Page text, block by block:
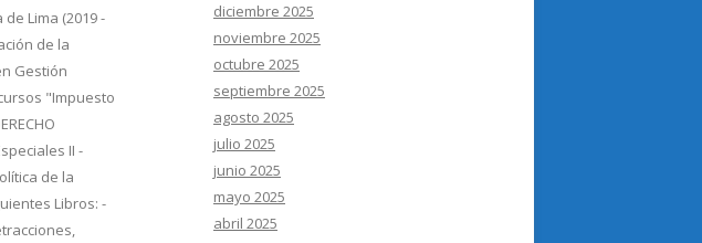
Lima (2019 -
de la
Gestión
"Impuesto
II -
de la
Libros: -
diciembre 2025
noviembre 2025
octubre 2025
septiembre 2025
agosto 2025
julio 2025
junio 2025
mayo 2025
abril 2025